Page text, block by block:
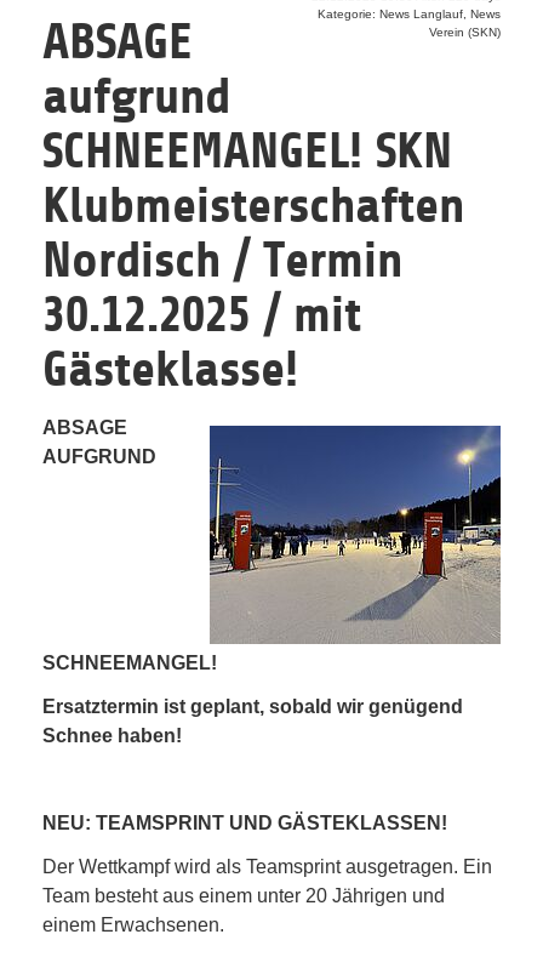
Kategorie: News Langlauf, News
Verein (SKN)
ABSAGE
aufgrund
SCHNEEMANGEL! SKN
Klubmeisterschaften
Nordisch / Termin
30.12.2025 / mit
Gästeklasse!
ABSAGE
AUFGRUND
SCHNEEMANGEL!
Ersatztermin ist geplant, sobald wir genügend
Schnee haben!
NEU: TEAMSPRINT UND GÄSTEKLASSEN!
Der Wettkampf wird als Teamsprint ausgetragen. Ein
Team besteht aus einem unter 20 Jährigen und
einem Erwachsenen.